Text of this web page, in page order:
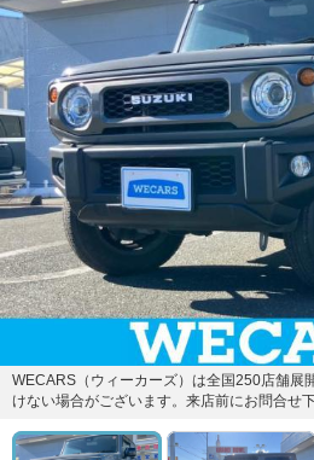
WECARS（ウィーカーズ）は全国250店舗展
けない場合がございます。来店前にお問合せ